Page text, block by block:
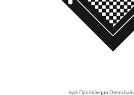
- Ιερό Προσκύνημα Οσίου